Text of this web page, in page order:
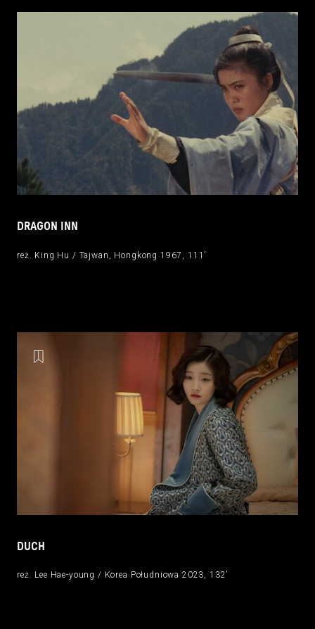
DRAGON INN
reż. King Hu / Tajwan, Hongkong 1967, 111’
DUCH
reż. Lee Hae-young / Korea Południowa 2023, 132’